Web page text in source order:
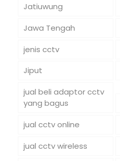
Jatiuwung
Jawa Tengah
jenis cctv
Jiput
jual beli adaptor cctv
yang bagus
jual cctv online
jual cctv wireless